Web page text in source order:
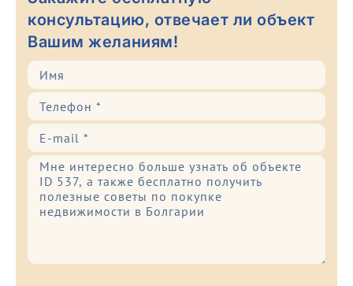
консультацию, отвечает ли объект
Вашим желаниям!